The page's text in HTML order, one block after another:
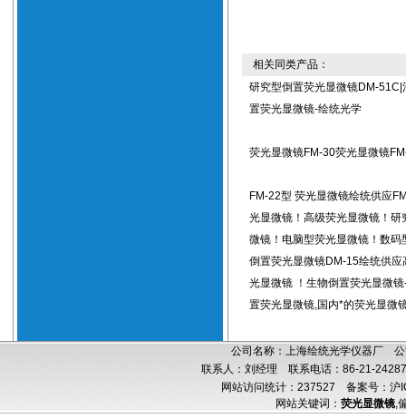
相关同类产品：
研究型倒置荧光显微镜DM-51C|
置荧光显微镜-绘统光学
荧光显微镜FM-30荧光显微镜
FM-22型 荧光显微镜绘统供应
光显微镜！高级荧光显微镜！研
微镜！电脑型荧光显微镜！数码
倒置荧光显微镜DM-15绘统供应
光显微镜 ！生物倒置荧光显微
置荧光显微镜,国内*的荧光显微
公司名称：上海绘统光学仪器厂
联系人：刘经理 联系电话：86-21-
网站访问统计：237527 备案号：沪
网站关键词： 荧光显微镜,